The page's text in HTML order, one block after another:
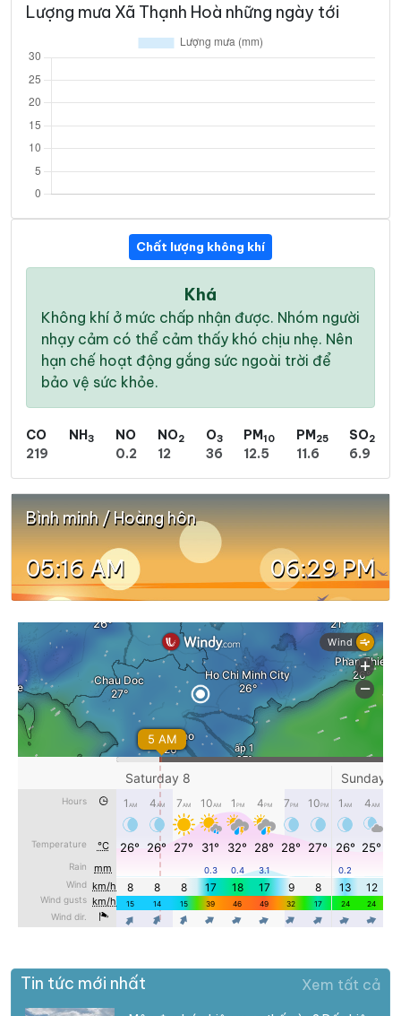
Lượng mưa Xã Thạnh Hoà những ngày tới
Chất lượng không khí
Khá
Không khí ở mức chấp nhận được. Nhóm người
nhạy cảm có thể cảm thấy khó chịu nhẹ. Nên
hạn chế hoạt động gắng sức ngoài trời để
bảo vệ sức khỏe.
CO
219
NH3
NO
0.2
NO2
12
O3
36
PM10
12.5
PM25
11.6
SO2
6.9
Bình minh / Hoàng hôn
05:16 AM 06:29 PM
Tin tức mới nhất Xem tất cả